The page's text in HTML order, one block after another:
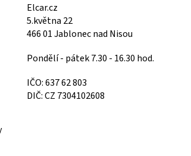
Elcar.cz
5.května 22
466 01 Jablonec nad Nisou
Pondělí - pátek 7.30 - 16.30 hod.
IČO: 637 62 803
DIČ: CZ 7304102608